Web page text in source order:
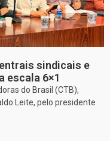
sindicais e
escala 6×1
do Brasil (CTB),
Leite, pelo presidente